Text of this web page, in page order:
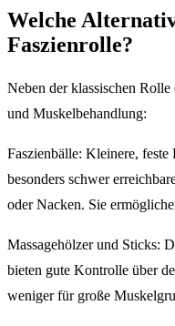
Welche
Faszienrolle?
Neben der klassischen
und Muskelbehandlung:
Faszienbälle: Kleinere,
besonders schwer
oder Nacken. Sie
Massagehölzer und Sticks:
bieten gute Kontrolle über
weniger für große